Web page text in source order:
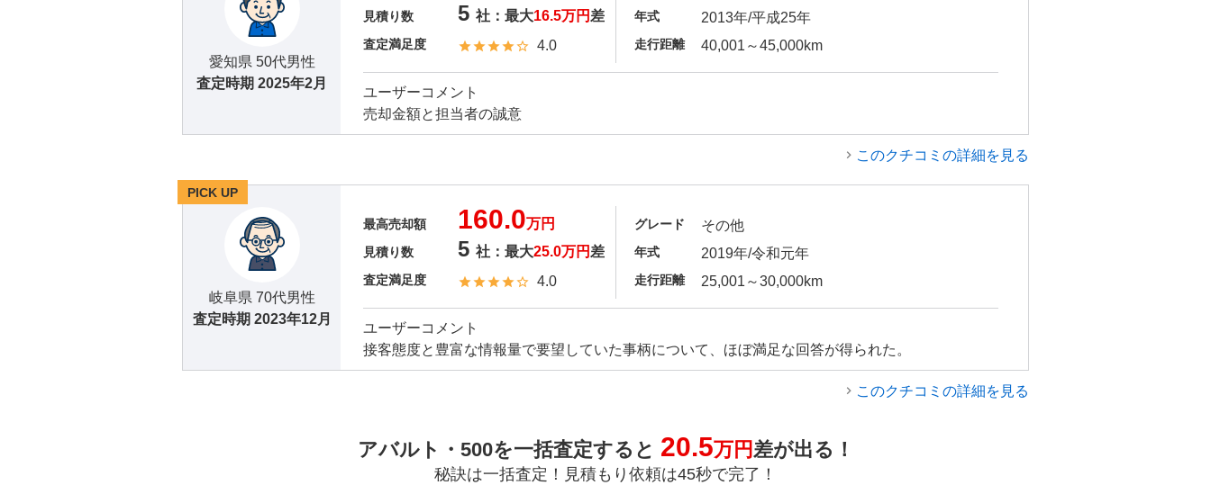
愛知県 50代男性
査定時期 2025年2月
見積り数 5 社：最大16.5万円 差
査定満足度 4.0
年式 2013年/平成25年
走行距離 40,001～45,000km
ユーザーコメント
売却金額と担当者の誠意
このクチコミの詳細を見る
PICK UP
岐阜県 70代男性
査定時期 2023年12月
最高売却額 160.0万円
見積り数 5 社：最大25.0万円 差
査定満足度 4.0
グレード その他
年式 2019年/令和元年
走行距離 25,001～30,000km
ユーザーコメント
接客態度と豊富な情報量で要望していた事柄について、ほぼ満足な回答が得られた。
このクチコミの詳細を見る
アバルト・500を一括査定すると 20.5万円差が出る！
秘訣は一括査定！見積もり依頼は45秒で完了！